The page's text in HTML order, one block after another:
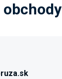
obchody